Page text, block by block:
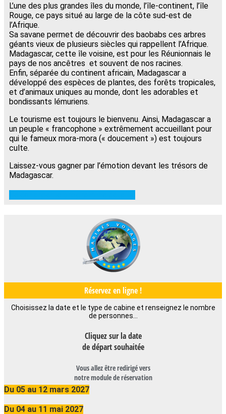
L’une des plus grandes îles du monde, l’île-continent, l’île
Rouge, ce pays situé au large de la côte sud-est de
l’Afrique.
Sa savane permet de découvrir des baobabs ces arbres
géants vieux de plusieurs siècles qui rappellent l’Afrique.
Madagascar, cette île voisine, est pour les Réunionnais le
pays de nos ancêtres et souvent de nos racines.
Enfin, séparée du continent africain, Madagascar a
développé des espèces de plantes, des forêts tropicales,
et d’animaux uniques au monde, dont les adorables et
bondissants lémuriens.
Le tourisme est toujours le bienvenu. Ainsi, Madagascar a
un peuple « francophone » extrêmement accueillant pour
qui le fameux mora-mora (« doucement ») est toujours
culte.
Laissez-vous gagner par l’émotion devant les trésors de
Madagascar.
Réservez en ligne !
Choisissez la date et le type de cabine et renseignez le nombre
de personnes…
Cliquez sur la date
de départ souhaitée
Vous allez être redirigé vers
notre module de réservation
Du 05 au 12 mars 2027
Du 04 au 11 mai 2027